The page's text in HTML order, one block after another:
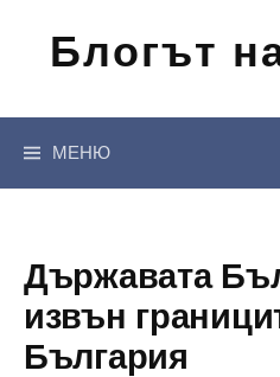
съдържанието
Блогът
МЕНЮ
Държавата
извън
България